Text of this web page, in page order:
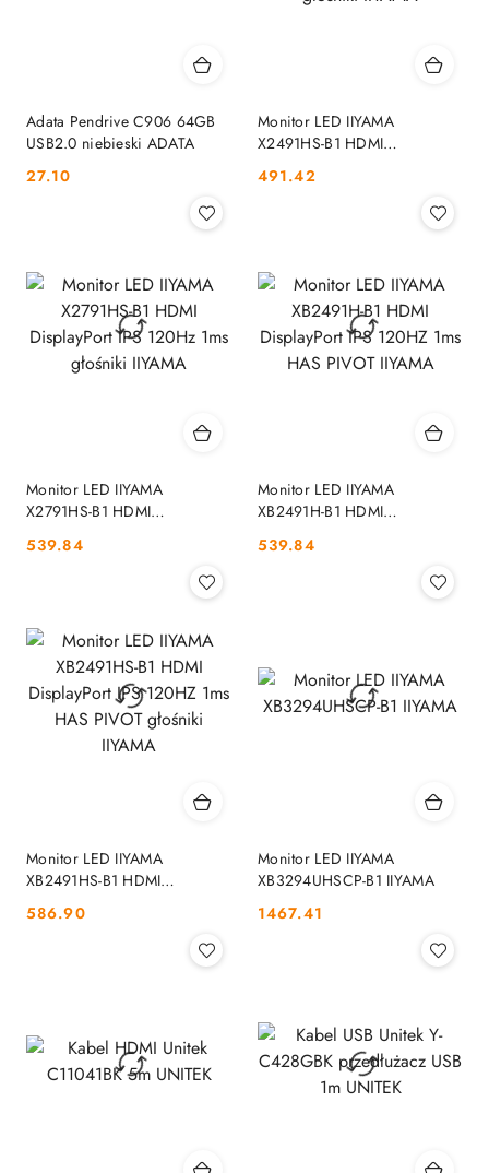
Adata Pendrive C906 64GB
USB2.0 niebieski ADATA
Cena:
27.10
Monitor LED IIYAMA
X2491HS-B1 HDMI
głośniki IIYAMA
Cena:
491.42
Monitor LED IIYAMA
X2791HS-B1 HDMI
głośniki IIYAMA
Cena:
539.84
Monitor LED IIYAMA
XB2491H-B1 HDMI
HAS PIVOT IIYAMA
Cena:
539.84
Monitor LED IIYAMA
XB2491HS-B1 HDMI
HAS PIVOT głośniki IIYAMA
Cena:
586.90
Monitor LED IIYAMA
XB3294UHSCP-B1 IIYAMA
Cena:
1467.41